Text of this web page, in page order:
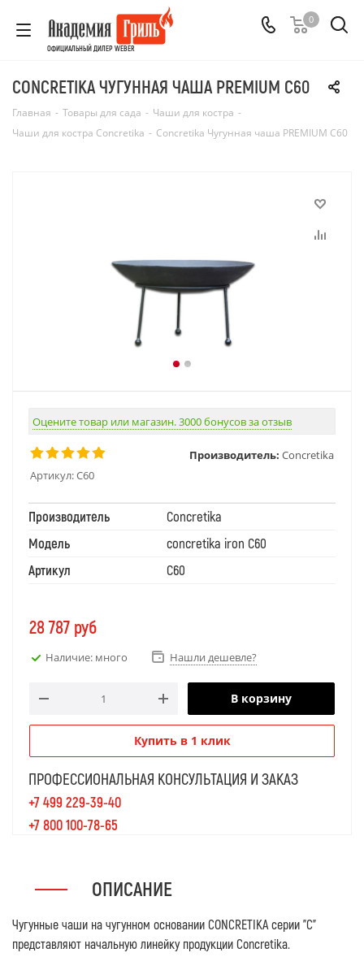
ОФИЦИАЛЬНЫЙ ДИЛЕР WEBER
0
CONCRETIKA ЧУГУННАЯ ЧАША PREMIUM С60
Главная - Товары для сада - Чаши для костра -
Чаши для костра Concretika - Concretika Чугунная чаша PREMIUM С60
Оцените товар или магазин. 3000 бонусов за отзыв
Артикул:С60
Производитель: Concretika
Производитель
Concretika
Модель
concretika iron С60
Артикул
С60
28 787 руб
Наличие: много Нашли дешевле?
В корзину
Купить в 1 клик
ПРОФЕССИОНАЛЬНАЯ КОНСУЛЬТАЦИЯ И ЗАКАЗ
+7 499 229-39-40
+7 800 100-78-65
ОПИСАНИЕ
Чугунные чаши на чугунном основании CONCRETIKA серии "C"
представляют начальную линейку продукции Concretika.